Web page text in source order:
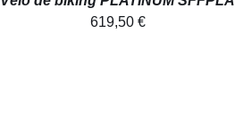
619,50 €